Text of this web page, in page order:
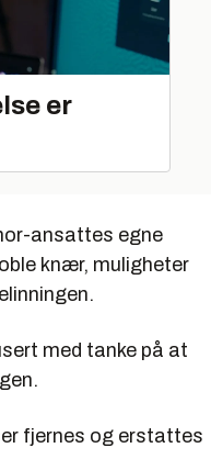
er
ansattes egne
knær, muligheter
med tanke på at
fjernes og erstattes